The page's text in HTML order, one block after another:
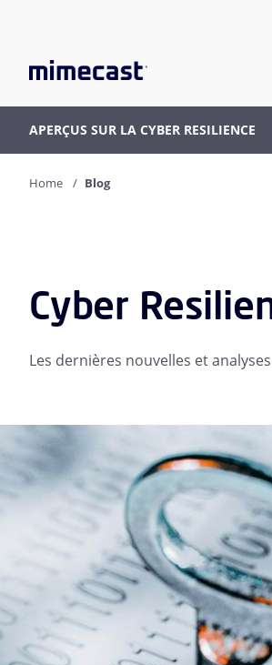
APERÇUS SUR LA CYBER RESILIENCE
Home Blog
Cyber
Les dernières nouvelles et